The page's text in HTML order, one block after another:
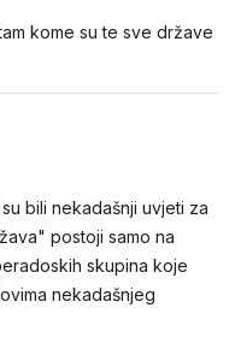
kome su te sve države
bili nekadašnji uvjeti za
postoji samo na
skupina koje
nekadašnjeg